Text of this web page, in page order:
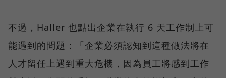
不過，Haller 也點出企業在執行 6 天工作制上可
能遇到的問題：「企業必須認知到這種做法將在
人才留任上遇到重大危機，因為員工將感到工作